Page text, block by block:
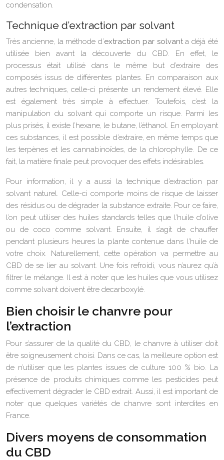
condensation.
Technique d’extraction par solvant
Très ancienne, la méthode d’extraction par solvanta déjà été
utilisée bien avant la découverte du CBD. En effet, le
processus était utilisé dans le même but d’extraire des
composés issus de différentes plantes. En comparaison aux
autres techniques, celle-ci présente un rendement élevé. Elle
est également très simple à effectuer. Toutefois, c’est la
manipulation du solvant qui comporte un risque. Parmi les
plus prisés, il existe l’hexane, le butane, l’éthanol. En employant
ces substances, il est possible d’extraire, en même temps que
les terpènes et les cannabinoïdes, de la chlorophylle. De ce
fait, la matière finale peut provoquer des effets indésirables.
Pour information, il y a aussi la technique d’extraction par
solvant naturel. Celle-ci comporte moins de risque de laisser
des résidus ou de dégrader la substance extraite. Pour ce faire,
l’on peut utiliser des huiles standards telles que l’huile d’olive
ou de coco comme solvant. Ensuite, il s’agit de chauffer
pendant plusieurs heures la plante contenue dans l’huile de
votre choix. Naturellement, cette opération va permettre au
CBD de se lier au solvant. Une fois refroidi, vous n’aurez qu’à
filtrer le mélange. Il est à noter que les huiles que vous utilisez
comme solvant doivent être decarboxylé.
Bien choisir le chanvre pour
l’extraction
Pour s’assurer de la qualité du CBD, le chanvre à utiliser doit
être soigneusement choisi. Dans ce cas, la meilleure option est
de n’utiliser que les plantes issues de culture 100 % bio. La
présence de produits chimiques comme les pesticides peut
effectivement dégrader le CBD extrait. Aussi, il est important de
noter que quelques variétés de chanvre sont interdites en
France.
Divers moyens de consommation
du CBD